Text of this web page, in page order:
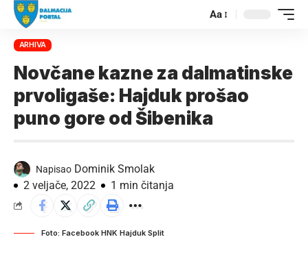
Aa
ARHIVA
Novčane kazne za dalmatinske
prvoligaše: Hajduk prošao
puno gore od Šibenika
Napisao Dominik Smolak
2 veljače, 2022
1 min čitanja
Foto: Facebook HNK Hajduk Split